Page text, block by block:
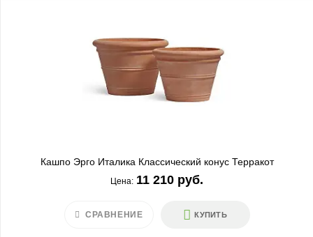
Кашпо Эрго Италика Классический конус Терракот
Цена: 11 210 руб.
КУПИТЬ
СРАВНЕНИЕ